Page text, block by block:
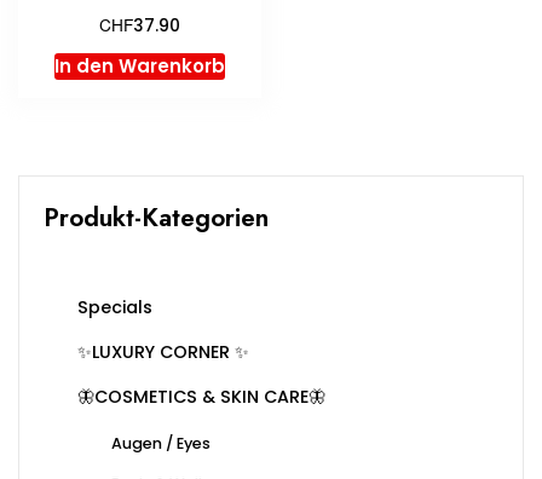
CHF37.90
In den Warenkorb
Produkt-Kategorien
Specials
✨LUXURY CORNER ✨
🦋COSMETICS & SKIN CARE🦋
Augen / Eyes